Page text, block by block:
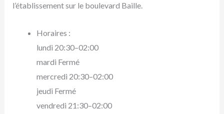
l’établissement sur le boulevard Baille.
Horaires :
lundi 20:30–02:00
mardi Fermé
mercredi 20:30–02:00
jeudi Fermé
vendredi 21:30–02:00